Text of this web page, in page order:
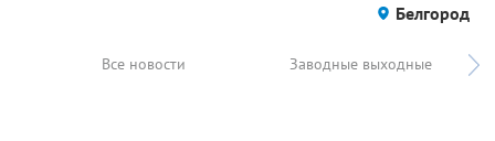
Белгород
Все новости Заводные выходные